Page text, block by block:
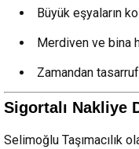
Büyük eşyaların
Merdiven ve bina
Zamandan tasarruf
Sigortalı Nakliye
Selimoğlu Taşımacılık